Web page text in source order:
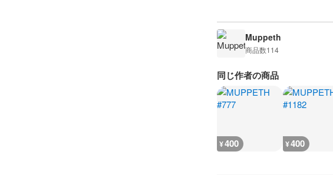
Muppeth
商品数114
同じ作者の商品
¥400 ¥400